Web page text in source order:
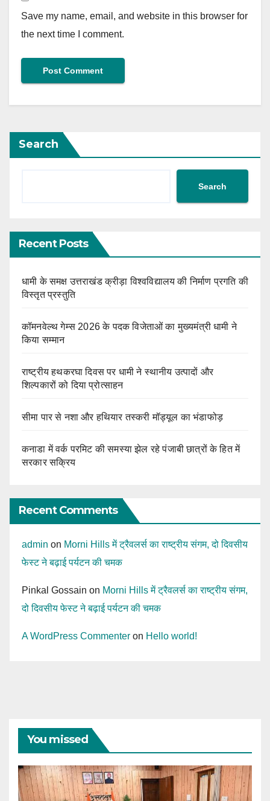
Save my name, email, and website in this browser for
the next time I comment.
Search
Search
Recent Posts
धामी के समक्ष उत्तराखंड क्रीड़ा विश्वविद्यालय की निर्माण प्रगति की
विस्तृत प्रस्तुति
कॉमनवेल्थ गेम्स 2026 के पदक विजेताओं का मुख्यमंत्री धामी ने
किया सम्मान
राष्ट्रीय हथकरघा दिवस पर धामी ने स्थानीय उत्पादों और
शिल्पकारों को दिया प्रोत्साहन
सीमा पार से नशा और हथियार तस्करी मॉड्यूल का भंडाफोड़
कनाडा में वर्क परमिट की समस्या झेल रहे पंजाबी छात्रों के हित में
सरकार सक्रिय
Recent Comments
admin on Morni Hills में ट्रैवलर्स का राष्ट्रीय संगम, दो दिवसीय
फेस्ट ने बढ़ाई पर्यटन की चमक
Pinkal Gossain on Morni Hills में ट्रैवलर्स का राष्ट्रीय संगम,
दो दिवसीय फेस्ट ने बढ़ाई पर्यटन की चमक
A WordPress Commenter on Hello world!
You missed